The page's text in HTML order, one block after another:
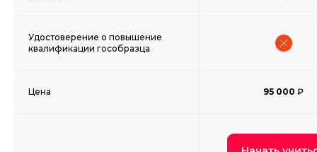
Удостоверение о повышение
квалификации гособразца
Цена 95 000 ₽